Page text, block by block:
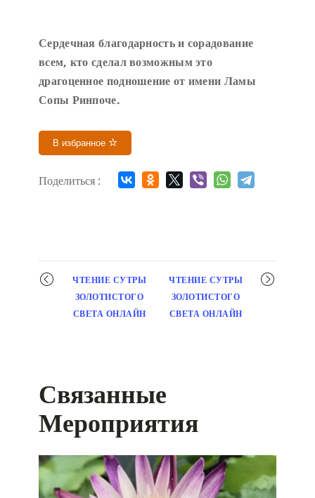
Сердечная благодарность и сорадование
всем, кто сделал возможным это
драгоценное подношение от имени Ламы
Сопы Ринпоче.
В избранное
Поделиться :
Мероприятие
навигация
ЧТЕНИЕ СУТРЫ
ЗОЛОТИСТОГО
СВЕТА ОНЛАЙН
ЧТЕНИЕ СУТРЫ
ЗОЛОТИСТОГО
СВЕТА ОНЛАЙН
Связанные
Мероприятия